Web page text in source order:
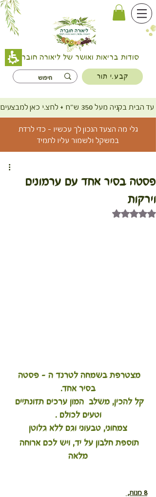
סודות בריאות ואושר של ליאורה חוברה
קבע.י תור
ש"ח + לחצ.י כאן למבצעים
גלי מה הצעד הנכון לך עכשיו - כדי לרדת
במשקל ולשמור עליו לתמיד
פסטה בסיר אחד עם ערמונים
וירקות
דירוג של NaN מתוך 5 כוכבים
מצטרפת בשמחה לטרנד ה - פסטה
בסיר אחד.
קל להכין, משלב  המון ערכים תזונתיים
וטעים לכולם .
צמחוני, טבעוני וגם ללא גלוטן
תוספת חלבון על יד, ויש לכם ארוחה
מלאה
8 מנות,